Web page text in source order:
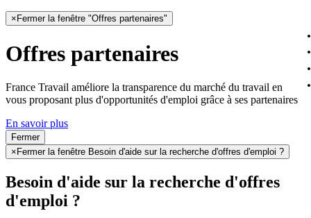
× Fermer la fenêtre "Offres partenaires"
Offres partenaires
France Travail améliore la transparence du marché du travail en
vous proposant plus d'opportunités d'emploi grâce à ses partenaires
En savoir plus
Fermer
× Fermer la fenêtre Besoin d'aide sur la recherche d'offres d'emploi ?
Besoin d'aide sur la recherche d'offres
d'emploi ?